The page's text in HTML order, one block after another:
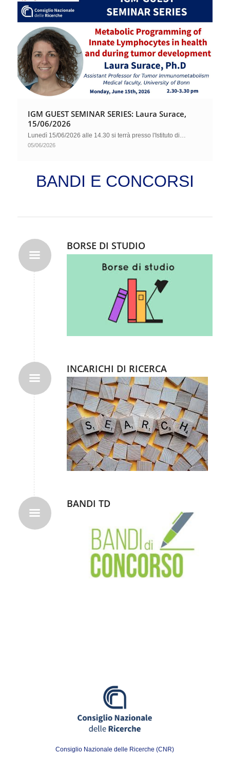
IGM GUEST SEMINAR SERIES: Laura Surace,
15/06/2026
Lunedì 15/06/2026 alle 14.30 si terrà presso l'Istituto di…
05/06/2026
BANDI E CONCORSI
BORSE DI STUDIO
INCARICHI DI RICERCA
BANDI TD
Consiglio Nazionale delle Ricerche (CNR)